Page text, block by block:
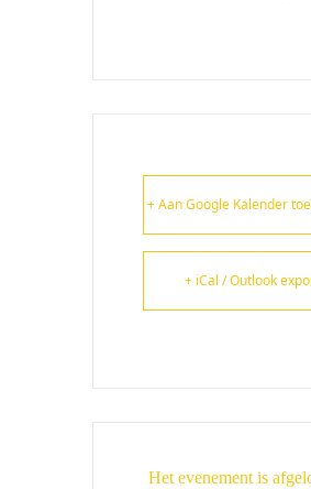
+ Aan Google Kalender
+ iCal / Outlook
Het evenement is